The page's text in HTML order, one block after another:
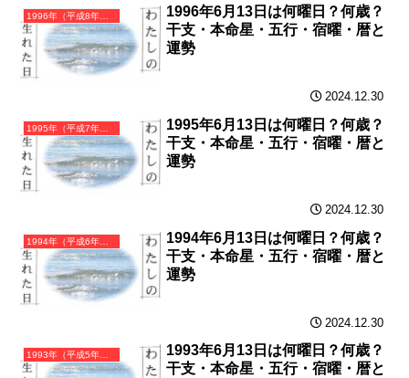
1996年（平成8年）丙子（ひのえね）・子年（ねずみ年）カレンダー（月曜はじまり）
1996年6月13日は何曜日？何歳？
干支・本命星・五行・宿曜・暦と
運勢
2024.12.30
1995年（平成7年）乙亥（きのとい）・亥年（いのしし年）カレンダー（月曜はじまり）
1995年6月13日は何曜日？何歳？
干支・本命星・五行・宿曜・暦と
運勢
2024.12.30
1994年（平成6年）甲戌（きのえいぬ）・戌年（いぬ年）カレンダー（月曜はじまり）
1994年6月13日は何曜日？何歳？
干支・本命星・五行・宿曜・暦と
運勢
2024.12.30
1993年（平成5年）癸酉（みずのととり）・酉年（とり年）カレンダー（月曜はじまり）
1993年6月13日は何曜日？何歳？
干支・本命星・五行・宿曜・暦と